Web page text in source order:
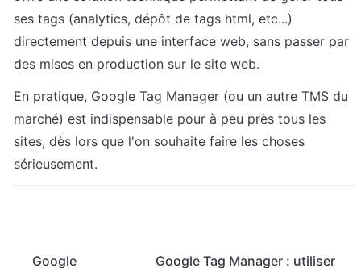
ses tags (analytics, dépôt de tags html, etc...)
directement depuis une interface web, sans passer par
des mises en production sur le site web.
En pratique, Google Tag Manager (ou un autre TMS du
marché) est indispensable pour à peu près tous les
sites, dès lors que l'on souhaite faire les choses
sérieusement.
Google Google Tag Manager : utiliser